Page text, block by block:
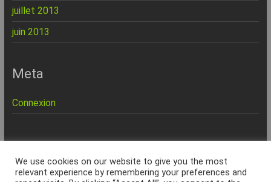
juillet 2013
juin 2013
Meta
Connexion
Marseille
We use cookies on our website to give you the most
relevant experience by remembering your preferences and